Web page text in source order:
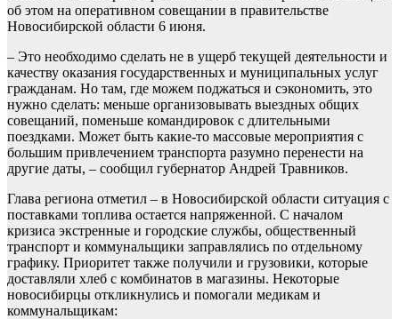
об этом на оперативном совещании в правительстве
Новосибирской области 6 июня.
– Это необходимо сделать не в ущерб текущей деятельности и
качеству оказания государственных и муниципальных услуг
гражданам. Но там, где можем поджаться и сэкономить, это
нужно сделать: меньше организовывать выездных общих
совещаний, поменьше командировок с длительными
поездками. Может быть какие-то массовые мероприятия с
большим привлечением транспорта разумно перенести на
другие даты, – сообщил губернатор Андрей Травников.
Глава региона отметил – в Новосибирской области ситуация с
поставками топлива остается напряженной. С началом
кризиса экстренные и городские службы, общественный
транспорт и коммунальщики заправлялись по отдельному
графику. Приоритет также получили и грузовики, которые
доставляли хлеб с комбинатов в магазины. Некоторые
новосибирцы откликнулись и помогали медикам и
коммунальщикам: